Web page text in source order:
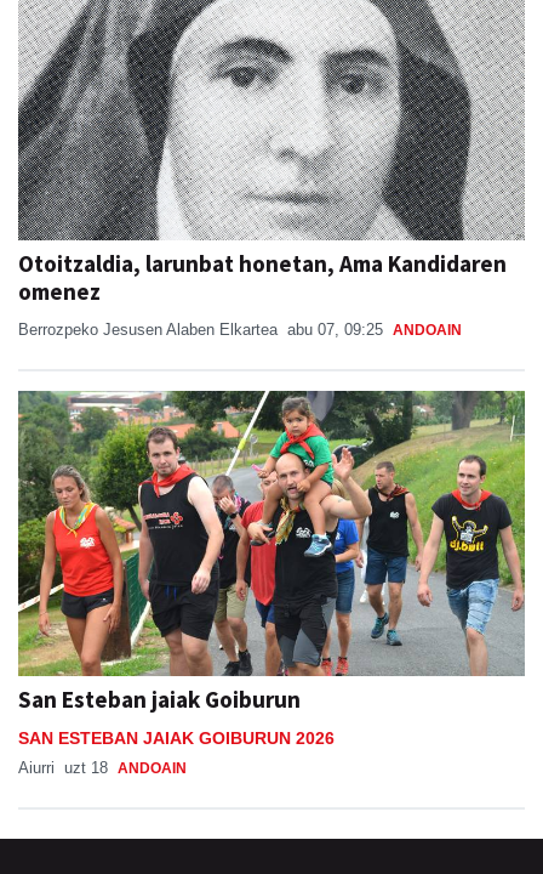
Otoitzaldia, larunbat honetan, Ama Kandidaren
omenez
Berrozpeko Jesusen Alaben Elkartea abu 07, 09:25 ANDOAIN
San Esteban jaiak Goiburun
SAN ESTEBAN JAIAK GOIBURUN 2026
Aiurri uzt 18 ANDOAIN